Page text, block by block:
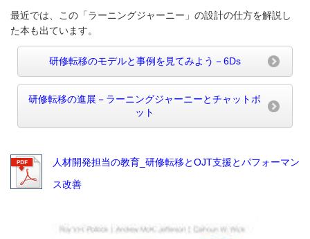
最近では、この「ラーニングジャーニー」の設計の仕方を解説し
た本も出ています。
研修転移のモデルと事例を見てみよう－6Ds
研修転移の進展－ラーニングジャーニーとチャットボ
ット
人材開発担当の教育_研修転移とOJT支援とパフォーマン
ス改善